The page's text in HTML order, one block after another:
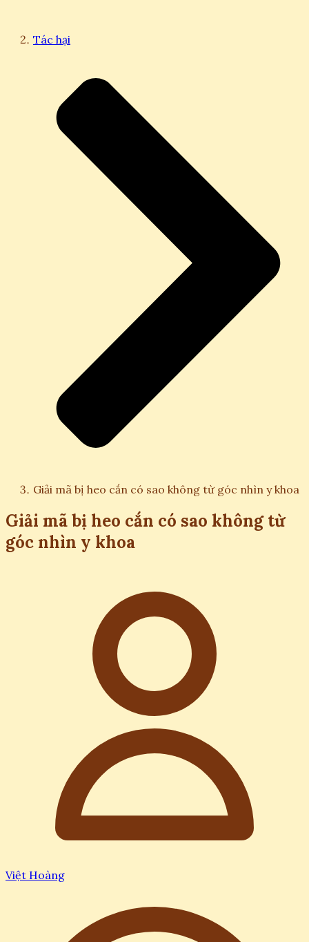
Tác hại
Giải mã bị heo cắn có sao không từ góc nhìn y khoa
Giải mã bị heo cắn có sao không từ
góc nhìn y khoa
Việt Hoàng